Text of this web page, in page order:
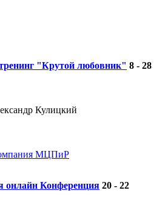
"Крутой любовник" 8 - 28
Кулицкий
МЦПиР
онлайн Конференция 20 - 22